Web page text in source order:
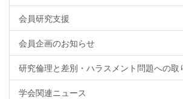
会員研究支援
会員企画のお知らせ
研究倫理と差別・ハラスメント問題への取
学会関連ニュース